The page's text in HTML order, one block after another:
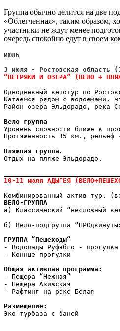
Группа обычно делится на две
«Облегченная», таким образом,
участники не ждут менее
очередь спокойно едут в своем
ИЮЛЬ
3 июля - Ростовская область
“ВЕТРЯКИ И ОЗЕРА” (ВЕЛО +
Однодневный велотур по
Катаемся рядом с водоемами,
Район озера Эльдорадо, река
Вело группа
Уровень сложности ближе к
Протяженность 35 км., рельеф
Пляжная группа.
Отдых на пляже Эльдорадо.
10-11 июля АДЫГЕЯ
Комбинированный актив-тур.
ВЕЛО-ГРУППА
а) Классический “несложный
б) Вело-подгруппа
ГРУППА “Пешеходы“
- Водопады Руфабго - прогулка
- Конные прогулки
Общая активная программа:
- Пещера “Нежная”
- Пещера Азижская
- Рафтинг на реке Белая
Размещение:
Эко-турбаза с баней